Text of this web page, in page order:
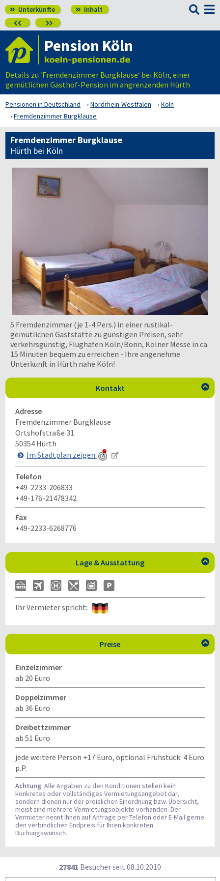
 Unterkünfte  Inhalt
 

Pension Köln
Details zu ‘Fremdenzimmer Burgklause‘ bei Köln, einer
gemütlichen Gasthof-Pension im angrenzenden Hürth
Pensionen in Deutschland Nordrhein-Westfalen
Köln
Fremdenzimmer Burgklause
Fremdenzimmer Burgklause
Hürth bei Köln
5 Fremdenzimmer (je 1-4 Pers.) in einer rustikal-
gemütlichen Gaststätte zu günstigen Preisen, sehr
verkehrsgünstig, Flughafen Köln/Bonn, Kölner Messe in ca.
15 Minuten bequem zu erreichen - Ihre angenehme
Unterkunft in Hürth nahe Köln!
Kontakt 
Adresse
Fremdenzimmer Burgklause
Ortshofstraße 31
50354 Hürth
Im Stadtplan zeigen
Telefon
+49-2233-206833
+49-176-21478342
Fax
+49-2233-6268776
Lage & Ausstattung 
Ihr Vermieter spricht:
Preise 
Einzelzimmer
ab 20 Euro
Doppelzimmer
ab 36 Euro
Dreibettzimmer
ab 51 Euro
jede weitere Person +17 Euro, optional Frühstück: 4 Euro
p.P.
Achtung: Alle Angaben zu den Konditionen stellen kein
konkretes oder vollständiges Vermietungsangebot dar,
sondern dienen nur der preislichen Einordnung bzw. Übersicht,
meist sind mehrere Vermietungsobjekte vorhanden. Der
Vermieter nennt Ihnen auf Anfrage per Telefon oder E-Mail gerne
den verbindlichen Endpreis für Ihren konkreten
Buchungswunsch.
27841 Besucher seit 08.10.2010